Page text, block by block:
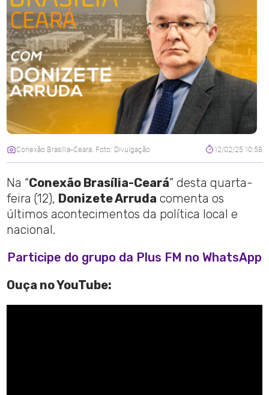
Conexão Brasília-Ceará. Foto: Divulgação 12/02/25 10:58
Na “Conexão Brasília-Ceará” desta quarta-
feira (12), Donizete Arruda comenta os
últimos acontecimentos da política local e
nacional.
Participe do grupo da Plus FM no WhatsApp
Ouça no YouTube: